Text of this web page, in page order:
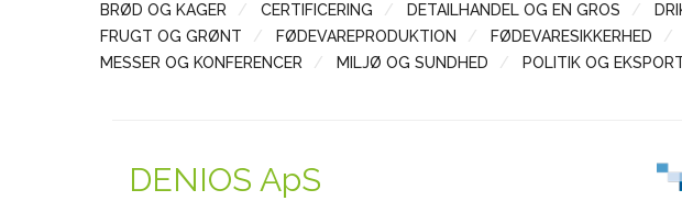
BRØD OG KAGER CERTIFICERING DETAILHANDEL OG EN GROS
FRUGT OG GRØNT
FØDEVAREPRODUKTION FØDEVARESIKKERHED
MESSER OG KONFERENCER
MILJØ OG SUNDHED POLITIK OG
DENIOS ApS